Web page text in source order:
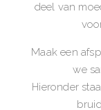
deel van
Maak een
we
Hieronder